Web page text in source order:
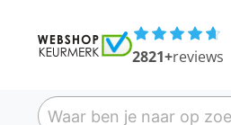
2821+reviews